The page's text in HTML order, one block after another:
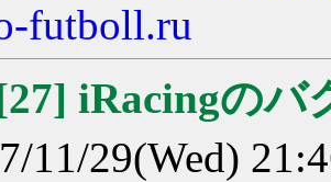
futboll.ru
iRacingのバ
11/29(Wed)